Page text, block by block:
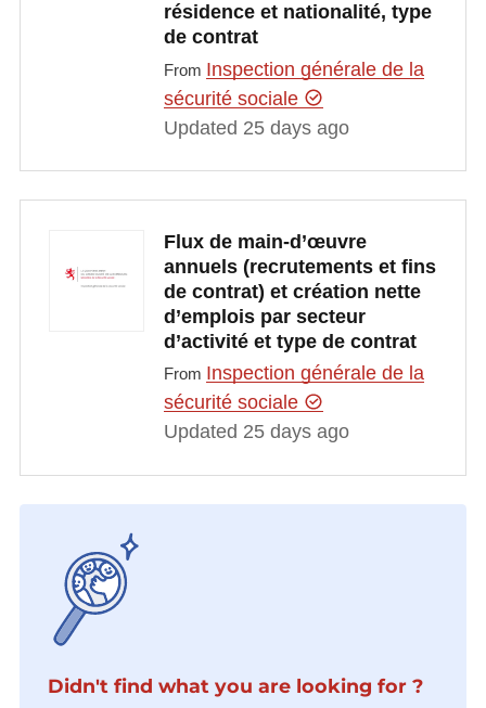
résidence et nationalité, type
de contrat
From Inspection générale de la
sécurité sociale
Updated 25 days ago
Flux de main-d’œuvre
annuels (recrutements et fins
de contrat) et création nette
d’emplois par secteur
d’activité et type de contrat
From Inspection générale de la
sécurité sociale
Updated 25 days ago
Didn't find what you are looking for ?